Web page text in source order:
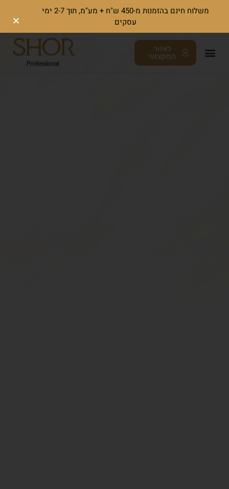
לאזור
המקצועי
משלוח חינם בהזמנות מ-450 ש"ח + מע"מ, תוך 2-7 ימי
עסקים